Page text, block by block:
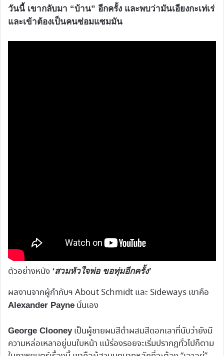
วันนี้ เขากลับมา “บ้าน” อีกครั้ง และพบว่ามันเอียงกะเท่เร่
และเข้าต้องเป็นคนซ่อมแซมมัน
ตัวอย่างหนัง ‘สวมหัวใจพ่อ ขอทุ่มอีกครั้ง’
ผลงานจากผู้กำกับฯ About Schmidt และ Sideways เขาคือ
Alexander Payne นั่นเอง
George Clooneyเป็นผู้ชายผมสีดำผสมสีดอกเลาที่นับว่ายังมี
ความหล่อเหลาอยู่บนใบหน้า แม้ร่องรอยจะเริ่มปรากฏทั่วไปก็ตาม